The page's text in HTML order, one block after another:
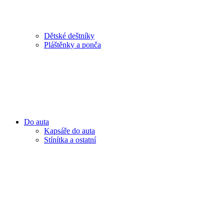
Dětské deštníky
Pláštěnky a ponča
Do auta
Kapsáře do auta
Stínítka a ostatní